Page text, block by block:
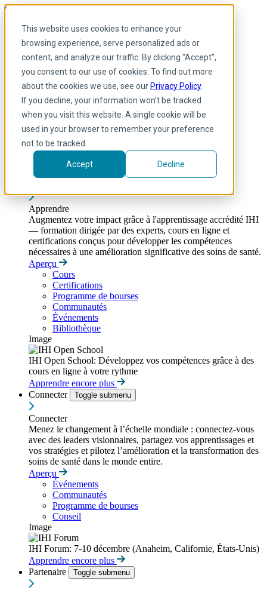
This website uses cookies to enhance your
browsing experience, serve personalized ads or
content, and analyze our traffic. By clicking "Accept",
you consent to our use of cookies. To find out more
about the cookies we use, see our Privacy Policy.
If you decline, your information won’t be tracked
when you visit this website. A single cookie will be
used in your browser to remember your preference
not to be tracked.
Accept Decline
Skip to main content
French
Arabic
Anglais
Français
Portuguese
Spanish
Apprendre
Augmentez votre impact grâce à l'apprentissage accrédité IHI
— formation dirigée par des experts, cours en ligne et
certifications conçus pour développer les compétences
nécessaires à une amélioration significative des soins de santé.
Aperçu
Cours
Certifications
Programme de bourses
Communautés
Événements
Bibliothèque
Image
IHI Open School: Développez vos compétences grâce à des
cours en ligne à votre rythme
Apprendre encore plus
Connecter
Toggle submenu
Connecter
Menez le changement à l’échelle mondiale : connectez-vous
avec des leaders visionnaires, partagez vos apprentissages et
vos stratégies et pilotez l’amélioration et la transformation des
soins de santé dans le monde entire.
Aperçu
Événements
Communautés
Programme de bourses
Conseil
Image
IHI Forum: 7-10 décembre (Anaheim, Californie, États-Unis)
Apprendre encore plus
Partenaire
Toggle submenu